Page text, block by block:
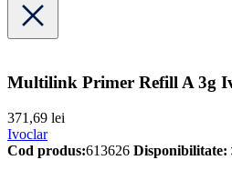
Multilink Primer Refill A 3g
371,69 lei
Ivoclar
Cod produs:613626 Disponibilitate: